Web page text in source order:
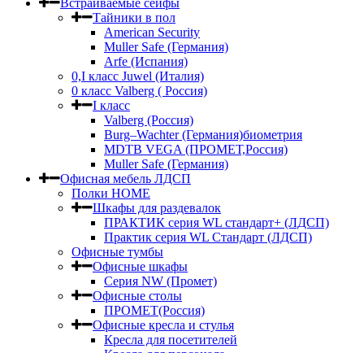
Встраиваемые сейфы
Тайники в пол
American Security
Muller Safe (Германия)
Arfe (Испания)
0,I класс Juwel (Италия)
0 класс Valberg ( Россия)
I класс
Valberg (Россия)
Burg–Wachter (Германия)биометрия
MDTB VEGA (ПРОМЕТ,Россия)
Muller Safe (Германия)
Офисная мебель ЛДСП
Полки HOME
Шкафы для раздевалок
ПРАКТИК серия WL стандарт+ (ЛДСП)
Практик серия WL Стандарт (ЛДСП)
Офисные тумбы
Офисные шкафы
Серия NW (Промет)
Офисные столы
ПРОМЕТ(Россия)
Офисные кресла и стулья
Кресла для посетителей